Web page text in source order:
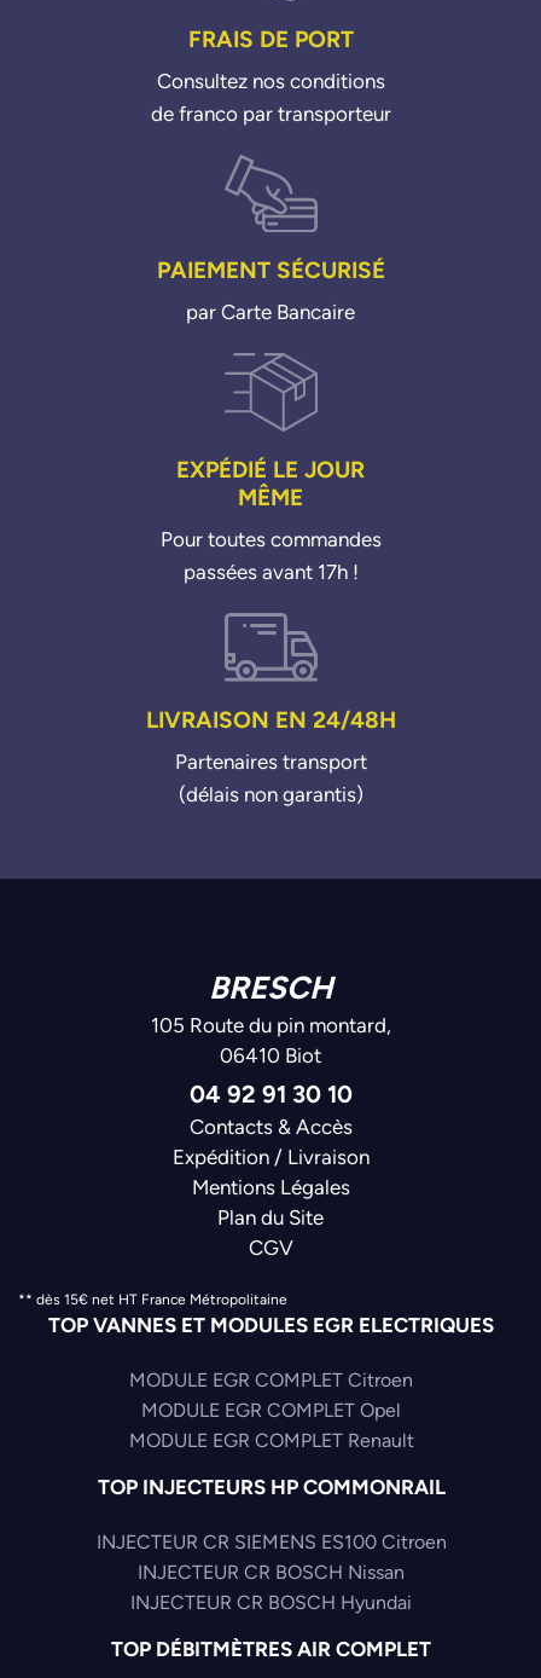
701025000
703164000
FRAIS DE PORT
Consultez nos conditions
de franco par transporteur
PAIEMENT SÉCURISÉ
par Carte Bancaire
EXPÉDIÉ LE JOUR
MÊME
Pour toutes commandes
passées avant 17h !
LIVRAISON EN 24/48H
Partenaires transport
(délais non garantis)
BRESCH
105 Route du pin montard,
06410 Biot
04 92 91 30 10
Contacts & Accès
Expédition / Livraison
Mentions Légales
Plan du Site
CGV
** dès 15€ net HT France Métropolitaine
TOP VANNES ET MODULES EGR ELECTRIQUES
MODULE EGR COMPLET Citroen
MODULE EGR COMPLET Opel
MODULE EGR COMPLET Renault
TOP INJECTEURS HP COMMONRAIL
INJECTEUR CR SIEMENS ES100 Citroen
INJECTEUR CR BOSCH Nissan
INJECTEUR CR BOSCH Hyundai
TOP DÉBITMÈTRES AIR COMPLET